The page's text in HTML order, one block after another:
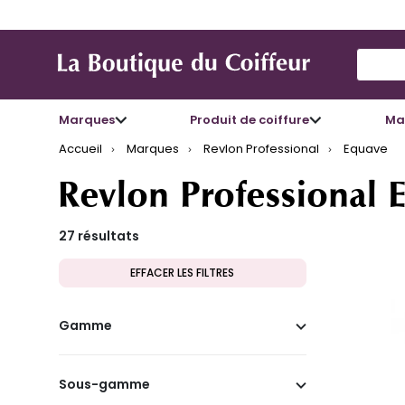
Marques Produit de coiffure
Accueil
Marques Revlon Professional Equave
Revlon Professional
27 résultats
EFFACER LES FILTRES
Gamme
Sous-gamme